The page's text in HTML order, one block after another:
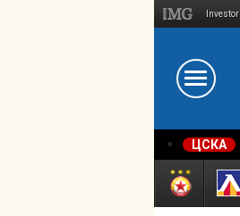
Investor
ЦСКА